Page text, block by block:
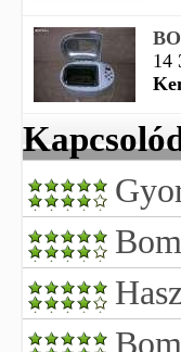
14